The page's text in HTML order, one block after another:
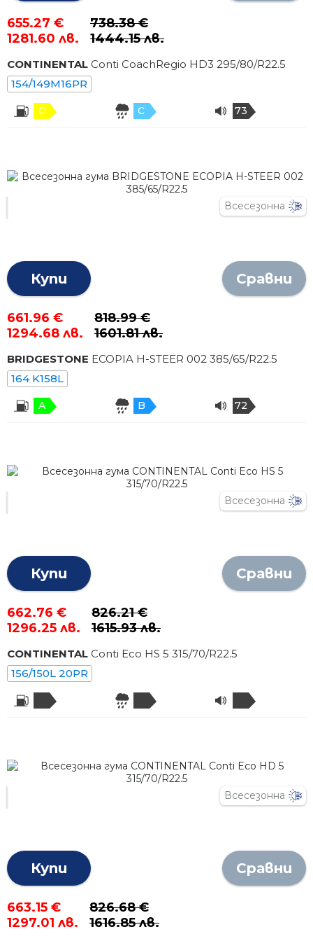
655.27 €
1281.60 лв.
738.38 €
1444.15 лв.
CONTINENTAL Conti CoachRegio HD3 295/80/R22.5
154/149M16PR
C C 73
Всесезонна
Купи Сравни
661.96 €
1294.68 лв.
818.99 €
1601.81 лв.
BRIDGESTONE ECOPIA H-STEER 002 385/65/R22.5
164 K158L
A B 72
Всесезонна
Купи Сравни
662.76 €
1296.25 лв.
826.21 €
1615.93 лв.
CONTINENTAL Conti Eco HS 5 315/70/R22.5
156/150L 20PR
Всесезонна
Купи Сравни
663.15 €
1297.01 лв.
826.68 €
1616.85 лв.